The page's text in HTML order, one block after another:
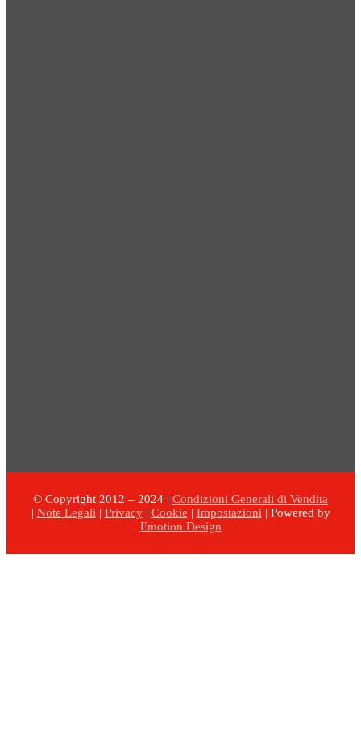
© Copyright 2012 – 2024 | Condizioni Generali di Vendita
| Note Legali | Privacy| Cookie | Impostazioni | Powered by
Emotion Design